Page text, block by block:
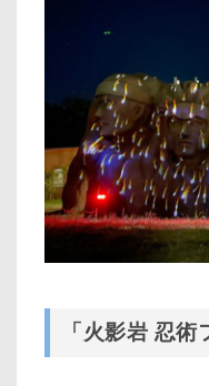
「火影岩 忍